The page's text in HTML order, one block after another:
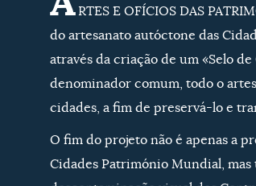
RTES E OFÍCIOS DAS
do artesanato autóctone das
através da criação de um «Selo
denominador comum, todo o
cidades, a fim de preservá-lo e
O fim do projeto não é apenas a
Cidades Património Mundial, mas